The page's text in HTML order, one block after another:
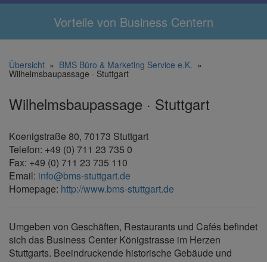
Vorteile von Business Centern
Übersicht » BMS Büro & Marketing Service e.K. »
Wilhelmsbaupassage · Stuttgart
Wilhelmsbaupassage · Stuttgart
Koenigstraße 80, 70173 Stuttgart
Telefon: +49 (0) 711 23 735 0
Fax: +49 (0) 711 23 735 110
Email: info@bms-stuttgart.de
Homepage: http://www.bms-stuttgart.de
Umgeben von Geschäften, Restaurants und Cafés befindet
sich das Business Center Königstrasse im Herzen
Stuttgarts. Beeindruckende historische Gebäude und